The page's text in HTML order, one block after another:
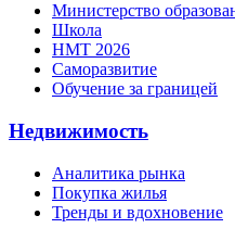
Министерство
Школа
НМТ 2026
Саморазвитие
Обучение за границей
Недвижимость
Аналитика рынка
Покупка жилья
Тренды и вдохновение